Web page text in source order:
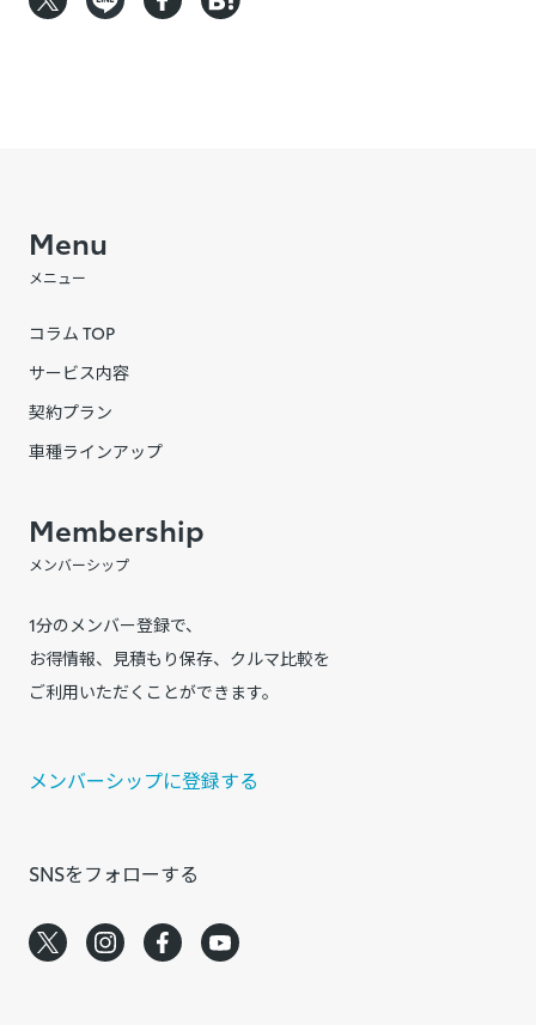
Menu
メニュー
コラム TOP
サービス内容
契約プラン
車種ラインアップ
Membership
メンバーシップ
1分のメンバー登録で、
お得情報、見積もり保存、クルマ比較を
ご利用いただくことができます。
メンバーシップに登録する
SNSをフォローする